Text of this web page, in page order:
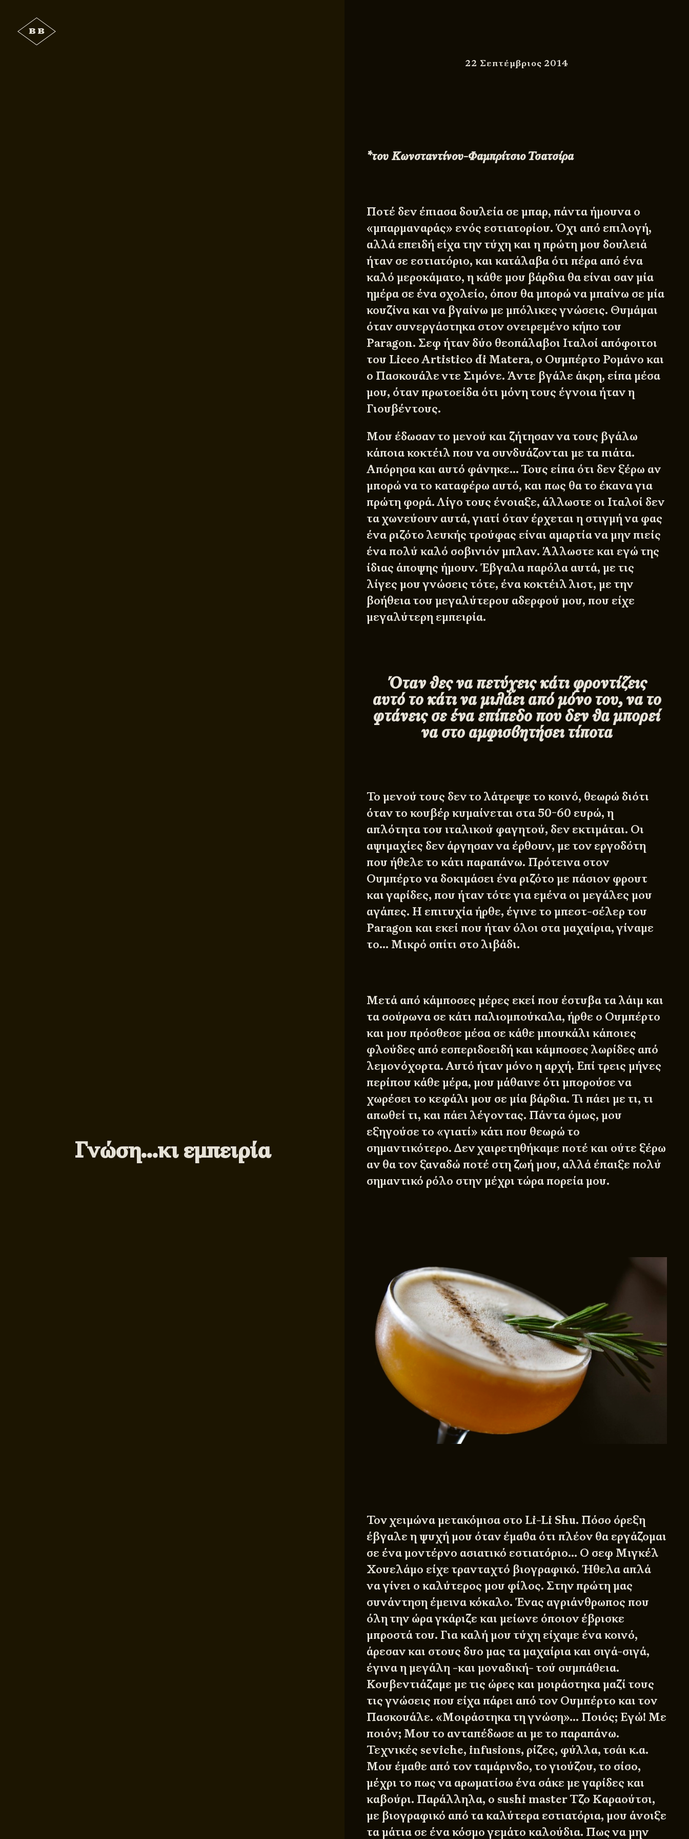
Γνώση…κι εμπειρία
22 Σεπτέμβριος 2014
*του Κωνσταντίνου-Φαμπρίτσιο Τσατσίρα
Ποτέ δεν έπιασα δουλεία σε μπαρ, πάντα ήμουνα ο
«μπαρμαναράς» ενός εστιατορίου. Όχι από επιλογή,
αλλά επειδή είχα την τύχη και η πρώτη μου δουλειά
ήταν σε εστιατόριο, και κατάλαβα ότι πέρα από ένα
καλό μεροκάματο, η κάθε μου βάρδια θα είναι σαν μία
ημέρα σε ένα σχολείο, όπου θα μπορώ να μπαίνω σε μία
κουζίνα και να βγαίνω με μπόλικες γνώσεις. Θυμάμαι
όταν συνεργάστηκα στον ονειρεμένο κήπο του
Paragon. Σεφ ήταν δύο θεοπάλαβοι Ιταλοί απόφοιτοι
του Liceo Artistico di Matera, o Ουμπέρτο Ρομάνο και
ο Πασκουάλε ντε Σιμόνε. Άντε βγάλε άκρη, είπα μέσα
μου, όταν πρωτοείδα ότι μόνη τους έγνοια ήταν η
Γιουβέντους.
Μου έδωσαν το μενού και ζήτησαν να τους βγάλω
κάποια κοκτέιλ που να συνδυάζονται με τα πιάτα.
Απόρησα και αυτό φάνηκε… Τους είπα ότι δεν ξέρω αν
μπορώ να το καταφέρω αυτό, και πως θα το έκανα για
πρώτη φορά. Λίγο τους ένοιαξε, άλλωστε οι Ιταλοί δεν
τα χωνεύουν αυτά, γιατί όταν έρχεται η στιγμή να φας
ένα ριζότο λευκής τρούφας είναι αμαρτία να μην πιείς
ένα πολύ καλό σοβινιόν μπλαν. Άλλωστε και εγώ της
ίδιας άποψης ήμουν. Έβγαλα παρόλα αυτά, με τις
λίγες μου γνώσεις τότε, ένα κοκτέιλ λιστ, με την
βοήθεια του μεγαλύτερου αδερφού μου, που είχε
μεγαλύτερη εμπειρία.
Όταν θες να πετύχεις κάτι φροντίζεις
αυτό το κάτι να μιλάει από μόνο του, να το
φτάνεις σε ένα επίπεδο που δεν θα μπορεί
να στο αμφισβητήσει τίποτα
Το μενού τους δεν το λάτρεψε το κοινό, θεωρώ διότι
όταν το κουβέρ κυμαίνεται στα 50-60 ευρώ, η
απλότητα του ιταλικού φαγητού, δεν εκτιμάται. Οι
αψιμαχίες δεν άργησαν να έρθουν, με τον εργοδότη
που ήθελε το κάτι παραπάνω. Πρότεινα στον
Ουμπέρτο να δοκιμάσει ένα ριζότο με πάσιον φρουτ
και γαρίδες, που ήταν τότε για εμένα οι μεγάλες μου
αγάπες. Η επιτυχία ήρθε, έγινε το μπεστ-σέλερ του
Paragon και εκεί που ήταν όλοι στα μαχαίρια, γίναμε
το… Μικρό σπίτι στο λιβάδι.
Μετά από κάμποσες μέρες εκεί που έστυβα τα λάιμ και
τα σούρωνα σε κάτι παλιομπούκαλα, ήρθε ο Ουμπέρτο
και μου πρόσθεσε μέσα σε κάθε μπουκάλι κάποιες
φλούδες από εσπεριδοειδή και κάμποσες λωρίδες από
λεμονόχορτα. Αυτό ήταν μόνο η αρχή. Επί τρεις μήνες
περίπου κάθε μέρα, μου μάθαινε ότι μπορούσε να
χωρέσει το κεφάλι μου σε μία βάρδια. Τι πάει με τι, τι
απωθεί τι, και πάει λέγοντας. Πάντα όμως, μου
εξηγούσε το «γιατί» κάτι που θεωρώ το
σημαντικότερο. Δεν χαιρετηθήκαμε ποτέ και ούτε ξέρω
αν θα τον ξαναδώ ποτέ στη ζωή μου, αλλά έπαιξε πολύ
σημαντικό ρόλο στην μέχρι τώρα πορεία μου.
Τον χειμώνα μετακόμισα στο Li-Li Shu. Πόσο όρεξη
έβγαλε η ψυχή μου όταν έμαθα ότι πλέον θα εργάζομαι
σε ένα μοντέρνο ασιατικό εστιατόριο… Ο σεφ Μιγκέλ
Χουελάμο είχε τρανταχτό βιογραφικό. Ήθελα απλά
να γίνει ο καλύτερος μου φίλος. Στην πρώτη μας
συνάντηση έμεινα κόκαλο. Ένας αγριάνθρωπος που
όλη την ώρα γκάριζε και μείωνε όποιον έβρισκε
μπροστά του. Για καλή μου τύχη είχαμε ένα κοινό,
άρεσαν και στους δυο μας τα μαχαίρια και σιγά-σιγά,
έγινα η μεγάλη -και μοναδική- τού συμπάθεια.
Κουβεντιάζαμε με τις ώρες και μοιράστηκα μαζί τους
τις γνώσεις που είχα πάρει από τον Ουμπέρτο και τον
Πασκουάλε. «Μοιράστηκα τη γνώση»… Ποιός; Εγώ! Με
ποιόν; Μου το ανταπέδωσε αι με το παραπάνω.
Τεχνικές seviche, infusions, ρίζες, φύλλα, τσάι κ.α.
Μου έμαθε από τον ταμάρινδο, το γιούζου, το σίσο,
μέχρι το πως να αρωματίσω ένα σάκε με γαρίδες και
καβούρι. Παράλληλα, ο sushi master Τζο Καραούτσι,
με βιογραφικό από τα καλύτερα εστιατόρια, μου άνοιξε
τα μάτια σε ένα κόσμο γεμάτο καλούδια. Πως να μην